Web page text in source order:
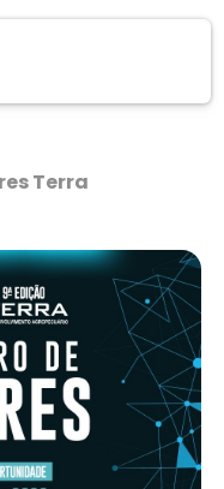
Terra